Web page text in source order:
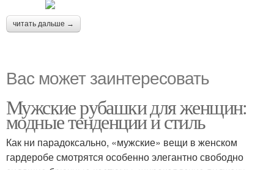
читать дальше →
Вас может заинтересовать
Мужские рубашки для женщин:
модные тенденции и стиль
Как ни парадоксально, «мужские» вещи в женском
гардеробе смотрятся особенно элегантно свободно